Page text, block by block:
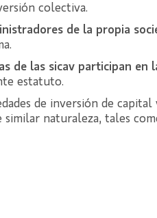
colectiva.
de la propia
de las sicav participan en
estatuto.
de inversión de capital
naturaleza, tales